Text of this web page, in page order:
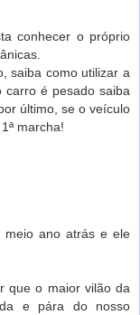
conhecer o próprio
saiba como utilizar a
carro é pesado saiba
último, se o veículo
marcha!
meio ano atrás e ele
que o maior vilão da
e pára do nosso